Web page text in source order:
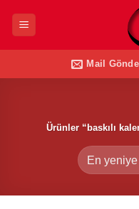
Mail
Ürünler “baskılı